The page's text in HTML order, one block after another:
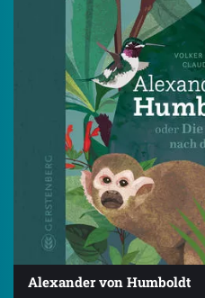
Alexander von Humboldt